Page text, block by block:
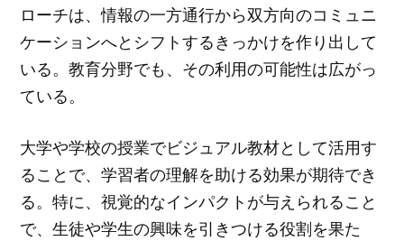
ローチは、情報の一方通行から双方向のコミュニ
ケーションへとシフトするきっかけを作り出して
いる。教育分野でも、その利用の可能性は広がっ
ている。
大学や学校の授業でビジュアル教材として活用す
ることで、学習者の理解を助ける効果が期待でき
る。特に、視覚的なインパクトが与えられること
で、生徒や学生の興味を引きつける役割を果た